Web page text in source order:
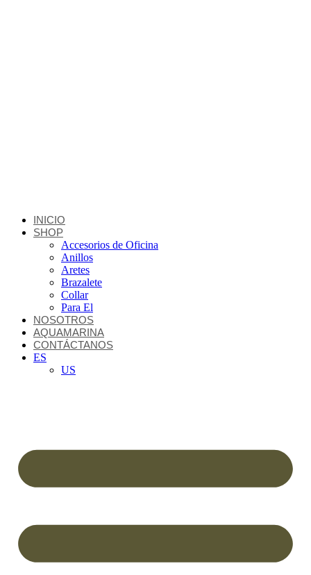
INICIO
SHOP
Accesorios de Oficina
Anillos
Aretes
Brazalete
Collar
Para El
NOSOTROS
AQUAMARINA
CONTÁCTANOS
ES
US